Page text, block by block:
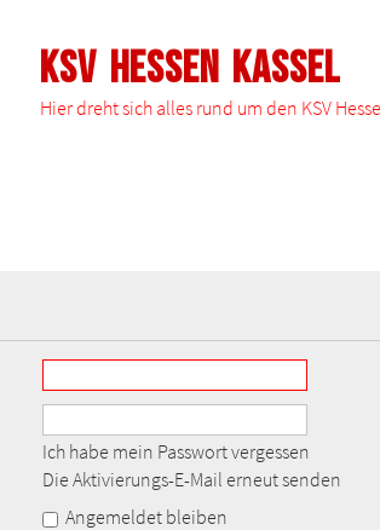
KSV Hessen Kassel
Hier dreht sich alles rund um den KSV
Ich habe mein Passwort vergessen
Die Aktivierungs-E-Mail erneut senden
Angemeldet bleiben